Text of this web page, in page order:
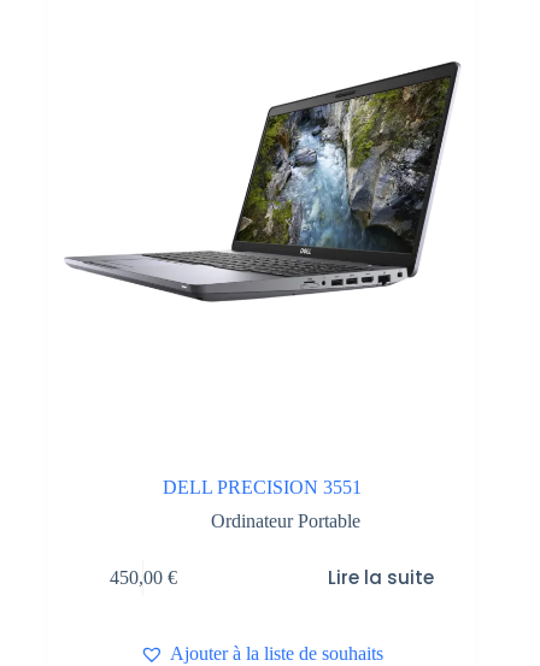
DELL PRECISION 3551
Ordinateur Portable
450,00 € Lire la suite
Ajouter à la liste de souhaits